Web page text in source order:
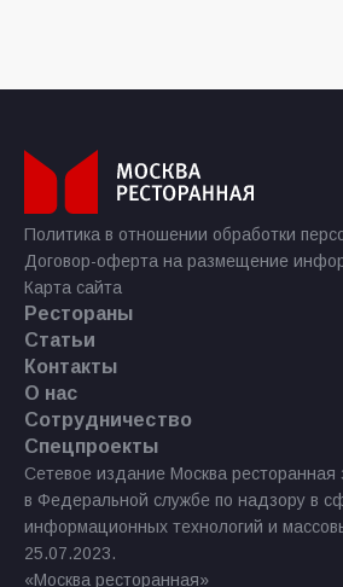
Политика в отношении обработки
Договор-оферта на размещение
Карта сайта
Рестораны
Статьи
Контакты
О нас
Сотрудничество
Спецпроекты
Сетевое издание Москва ресторанная
в Федеральной службе по надзору в
информационных технологий и
25.07.2023.
«Москва ресторанная»